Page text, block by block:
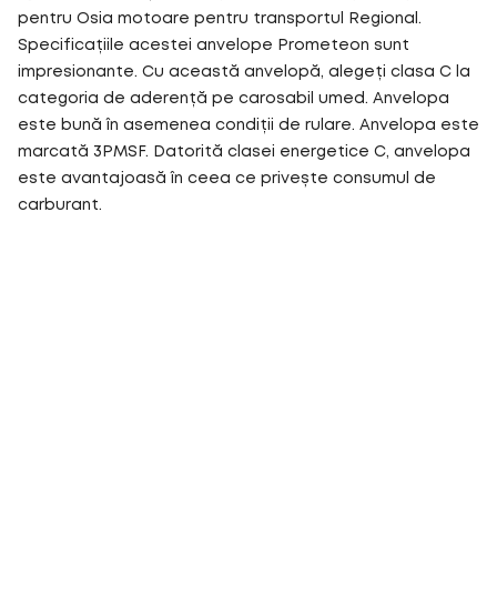
pentru Osia motoare pentru transportul Regional.
Specificațiile acestei anvelope Prometeon sunt
impresionante. Cu această anvelopă, alegeți clasa C la
categoria de aderență pe carosabil umed. Anvelopa
este bună în asemenea condiții de rulare. Anvelopa este
marcată 3PMSF. Datorită clasei energetice C, anvelopa
este avantajoasă în ceea ce privește consumul de
carburant.